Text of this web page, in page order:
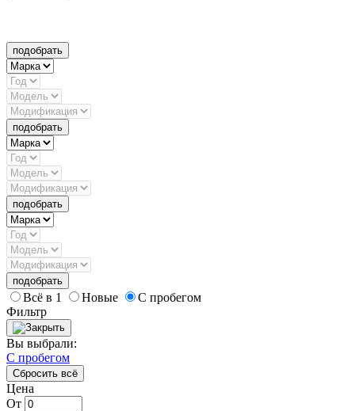
подобрать
подобрать
подобрать
подобрать
Всё в 1 Новые
С пробегом
Фильтр
Вы выбрали:
С пробегом
Сбросить всё
Цена
От